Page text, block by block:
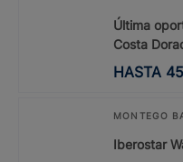
Última
Costa
HASTA 45
MONTEGO
Iberostar